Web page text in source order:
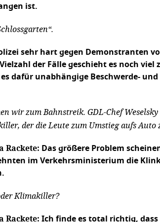
ist.
sehr hart gegen Demonstranten
der Fälle geschieht es noch
dafür unabhängige Beschwerde-
wir zum Bahnstreik. GDL-Chef
der die Leute zum Umstieg aufs Auto
Rackete: Das größere Problem
im Verkehrsministerium die
Klimakiller?
Rackete:Ich finde es total richtig, dass